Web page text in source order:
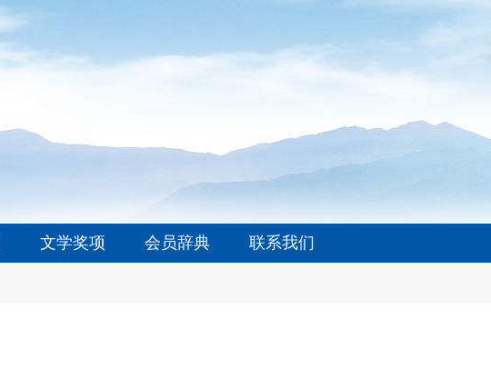
文学奖项 会员辞典 联系我们